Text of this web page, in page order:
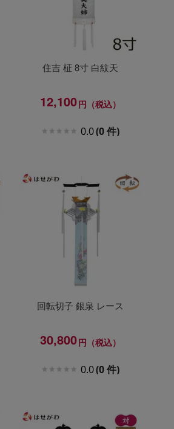
住吉 柾 8寸 白紋天
12,100円（税込）
0.0(0 件)
回転切子 銀泉 レース
30,800円（税込）
0.0(0 件)